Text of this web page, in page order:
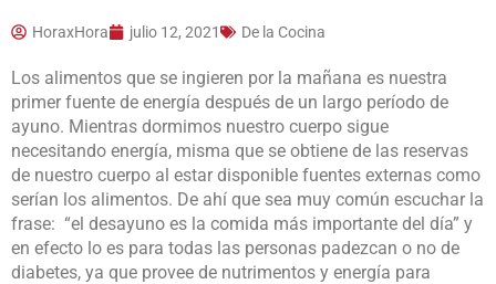
HoraxHora julio 12, 2021 De la Cocina
Los alimentos que se ingieren por la mañana es nuestra
primer fuente de energía después de un largo período de
ayuno. Mientras dormimos nuestro cuerpo sigue
necesitando energía, misma que se obtiene de las reservas
de nuestro cuerpo al estar disponible fuentes externas como
serían los alimentos. De ahí que sea muy común escuchar la
frase: “el desayuno es la comida más importante del día” y
en efecto lo es para todas las personas padezcan o no de
diabetes, ya que provee de nutrimentos y energía para